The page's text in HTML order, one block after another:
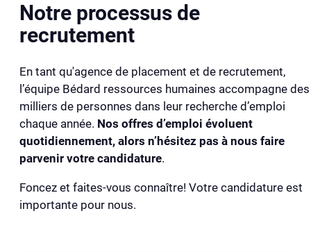
Notre processus de
recrutement
En tant qu'agence de placement et de recrutement,
l’équipe Bédard ressources humaines accompagne des
milliers de personnes dans leur recherche d’emploi
chaque année. Nos offres d’emploi évoluent
quotidiennement, alors n’hésitez pas à nous faire
parvenir votre candidature.
Foncez et faites-vous connaître! Votre candidature est
importante pour nous.